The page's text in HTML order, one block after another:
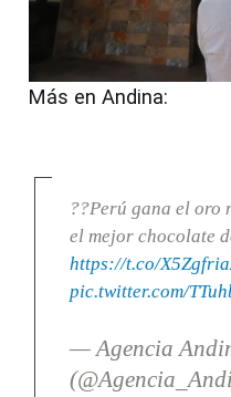
Más en Andina:
??Perú gana el oro
el mejor chocolate
https://t.co/
pic.twitter.com/
— Agencia